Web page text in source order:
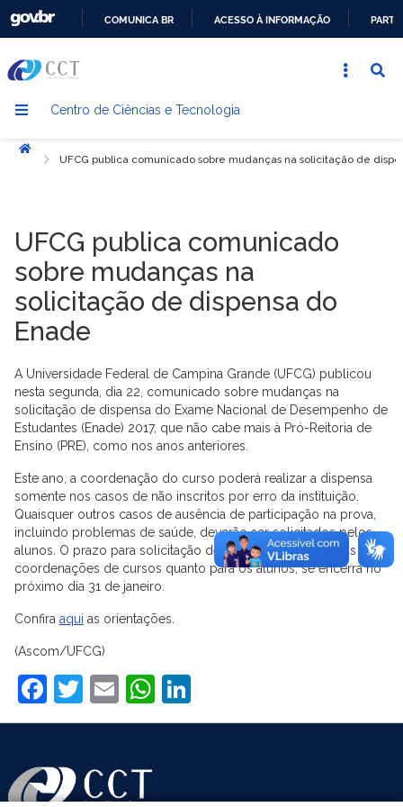
CONTEÚDO
COMUNICA BR ACESSO À INFORMAÇÃO
Centro de Ciências e Tecnologia
Início
UFCG publica comunicado sobre mudanças na solicitação de
UFCG publica comunicado
sobre mudanças na
solicitação de dispensa do
Enade
A Universidade Federal de Campina Grande (UFCG) publicou
nesta segunda, dia 22, comunicado sobre mudanças na
solicitação de dispensa do Exame Nacional de Desempenho de
Estudantes (Enade) 2017, que não cabe mais à Pró-Reitoria de
Ensino (PRE), como nos anos anteriores.
Este ano, a coordenação do curso poderá realizar a dispensa
somente nos casos de não inscritos por erro da instituição.
Quaisquer outros casos de ausência de participação na prova,
incluindo problemas de saúde, deverão ser solicitados pelos
alunos. O prazo para solicitação de dispensa, tanto para as
coordenações de cursos quanto para os alunos, se encerra no
próximo dia 31 de janeiro
Confira aqui as orientações.
(Ascom/UFCG)
Facebook
Twitter
EmailWhatsApp